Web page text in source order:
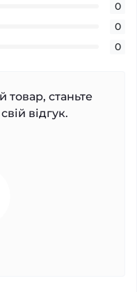
0
0
0
товар, станьте
відгук.